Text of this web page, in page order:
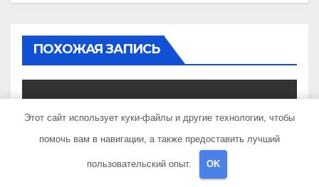
ПОХОЖАЯ ЗАПИСЬ
Татьяна Кравченко —
многосторонняя
Этот сайт использует куки-файлы и другие технологии, чтобы
помочь вам в навигации, а также предоставить лучший
пользовательский опыт. OK